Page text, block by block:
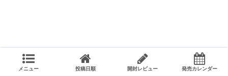
メニュー 投稿日順 開封レビュー 発売カレンダー